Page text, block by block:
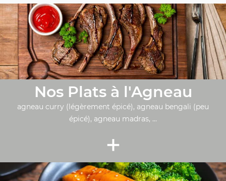
Nos Plats à l'Agneau
agneau curry (légèrement épicé), agneau bengali (peu
épicé), agneau madras, ...
+